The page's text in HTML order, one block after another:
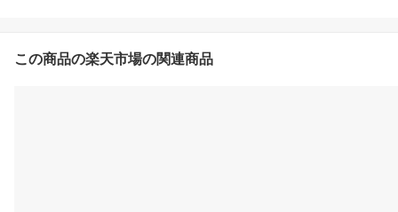
この商品の楽天市場の関連商品